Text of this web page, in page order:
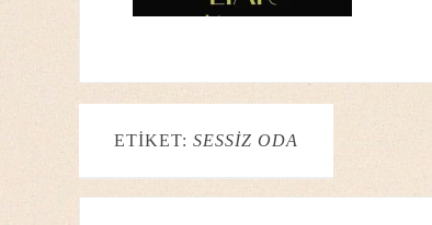
ETIKET: SESSIZ ODA